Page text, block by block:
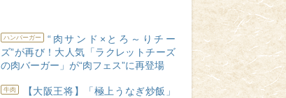
ハンバーガー
“肉サンド×とろ～りチー
ズ”が再び！大人気「ラクレットチーズ
の肉バーガー」が“肉フェス”に再登場
牛肉
【大阪王将】「極上うなぎ炒飯」